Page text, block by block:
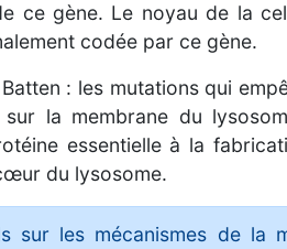
ce gène. Le noyau de la
codée par ce gène.
: les mutations qui
la membrane du
essentielle à la
du lysosome.
sur les mécanismes de la